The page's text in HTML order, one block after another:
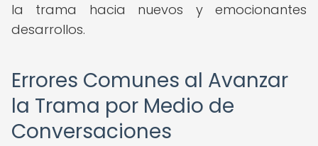
la trama hacia nuevos y emocionantes
desarrollos.
Errores Comunes al Avanzar
la Trama por Medio de
Conversaciones